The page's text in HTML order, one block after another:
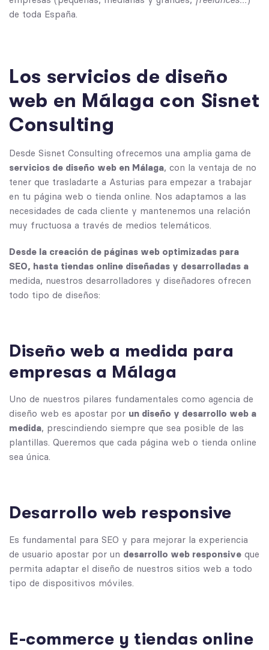
de toda España.
Los servicios de diseño
web en Málaga con Sisnet
Consulting
Desde Sisnet Consulting ofrecemos una amplia gama de
servicios de diseño web en Málaga, con la ventaja de no
tener que trasladarte a Asturias para empezar a trabajar
en tu página web o tienda online. Nos adaptamos a las
necesidades de cada cliente y mantenemos una relación
muy fructuosa a través de medios telemáticos.
Desde la creación de páginas web optimizadas para
SEO, hasta tiendas online diseñadas y desarrolladas a
medida, nuestros desarrolladores y diseñadores ofrecen
todo tipo de diseños:
Diseño web a medida para
empresas a Málaga
Uno de nuestros pilares fundamentales como agencia de
diseño web es apostar por un diseño y desarrollo web a
medida, prescindiendo siempre que sea posible de las
plantillas. Queremos que cada página web o tienda online
sea única.
Desarrollo web responsive
Es fundamental para SEO y para mejorar la experiencia
de usuario apostar por un desarrollo web responsive que
permita adaptar el diseño de nuestros sitios web a todo
tipo de dispositivos móviles.
E-commerce y tiendas online